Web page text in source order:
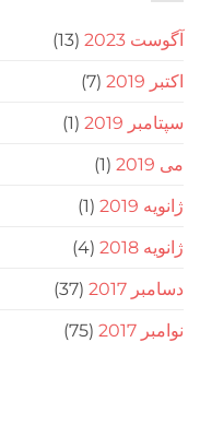
آگوست 2023
(13)
اکتبر 2019
(7)
سپتامبر 2019
(1)
می 2019
(1)
ژانویه 2019
(1)
ژانویه 2018
(4)
دسامبر 2017
(37)
نوامبر 2017
(75)